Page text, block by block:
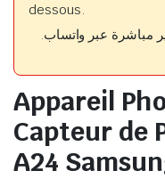
dessous.
مباشرة عبر واتساب.
Appareil
Capteur de
A24